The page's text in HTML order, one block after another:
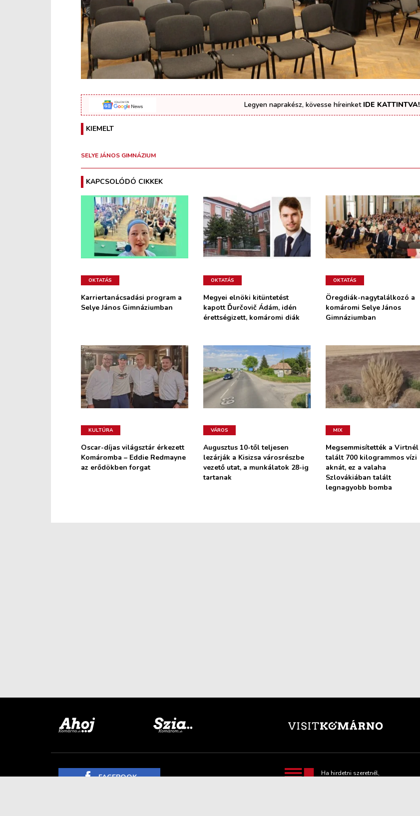
Legyen naprakész, kövesse híreinket IDE KATTINTVA!
KIEMELT
SELYE JÁNOS GIMNÁZIUM
KAPCSOLÓDÓ CIKKEK
OKTATÁS
Karriertanácsadási program a
Selye János Gimnáziumban
OKTATÁS
Megyei elnöki kitüntetést
kapott Ďurčovič Ádám, idén
érettségizett, komáromi diák
OKTATÁS
Öregdiák-nagytalálkozó a
komáromi Selye János
Gimnáziumban
KULTÚRA
Oscar-díjas világsztár érkezett
Komáromba – Eddie Redmayne
az erődökben forgat
VÁROS
Augusztus 10-től teljesen
lezárják a Kisizsa városrészbe
vezető utat, a munkálatok 28-ig
tartanak
MIX
Megsemmisítették a Virtnél
talált 700 kilogrammos vízi
aknát, ez a valaha
Szlovákiában talált
legnagyobb bomba
FACEBOOK
Ha hirdetni szeretnél,